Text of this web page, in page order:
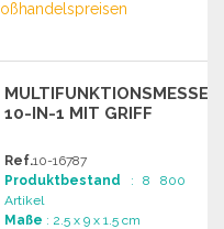
MULTIFUNKTIONSMESSER
10-IN-1 MIT GRIFF
Ref.10-16787
Produktbestand : 8 800
Artikel
Maße : 2.5 x 9 x 1.5 cm